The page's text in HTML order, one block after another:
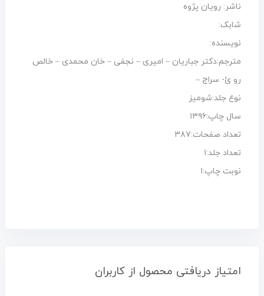
ناشر: رویان پژوه
شابک:
نویسنده:
مترجم:دکتر جباریان – امیری – نجفی – خان محمدی – خالص
رو ئ- سراج –
نوع جلد:شومیز
سال چاپ:۱۳۹۶
تعداد صفحات:۳۸۷
تعداد جلد:۱
نوبت چاپ:۱
امتیاز دریافتی محصول از کاربران